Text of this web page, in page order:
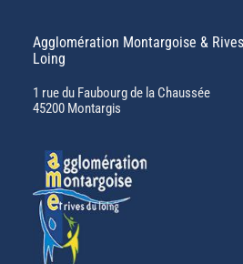
Agglomération Montargoise &
Loing
1 rue du Faubourg de la Chaussée
45200 Montargis